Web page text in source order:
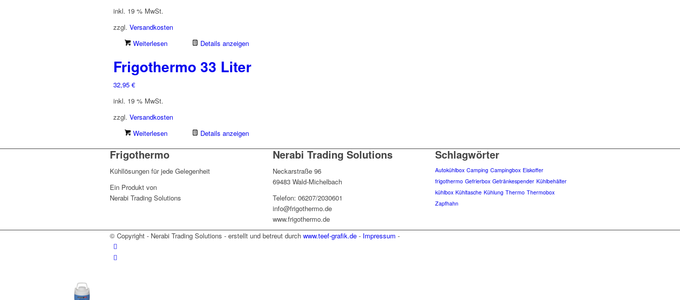
inkl. 19 % MwSt.
zzgl. Versandkosten
Weiterlesen
Details anzeigen
Frigothermo 33 Liter
32,95 €
inkl. 19 % MwSt.
zzgl. Versandkosten
Weiterlesen
Details anzeigen
Frigothermo
Kühllösungen für jede Gelegenheit
Ein Produkt von
Nerabi Trading Solutions
Nerabi Trading Solutions
Neckarstraße 96
69483 Wald-Michelbach
Telefon: 06207/2030601
info@frigothermo.de
www.frigothermo.de
Schlagwörter
Autokühlbox Camping Campingbox Eiskoffer
frigothermo Gefrierbox Getränkespender Kühlbehälter
kühlbox Kühltasche Kühlung Thermo Thermobox
Zapfhahn
© Copyright - Nerabi Trading Solutions - erstellt und betreut durch www.teef-grafik.de - Impressum -